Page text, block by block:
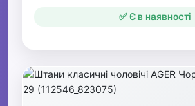
✅ Є в наявності